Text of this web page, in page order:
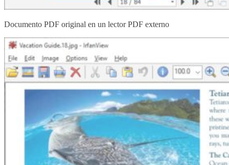
Documento PDF original en un lector PDF externo